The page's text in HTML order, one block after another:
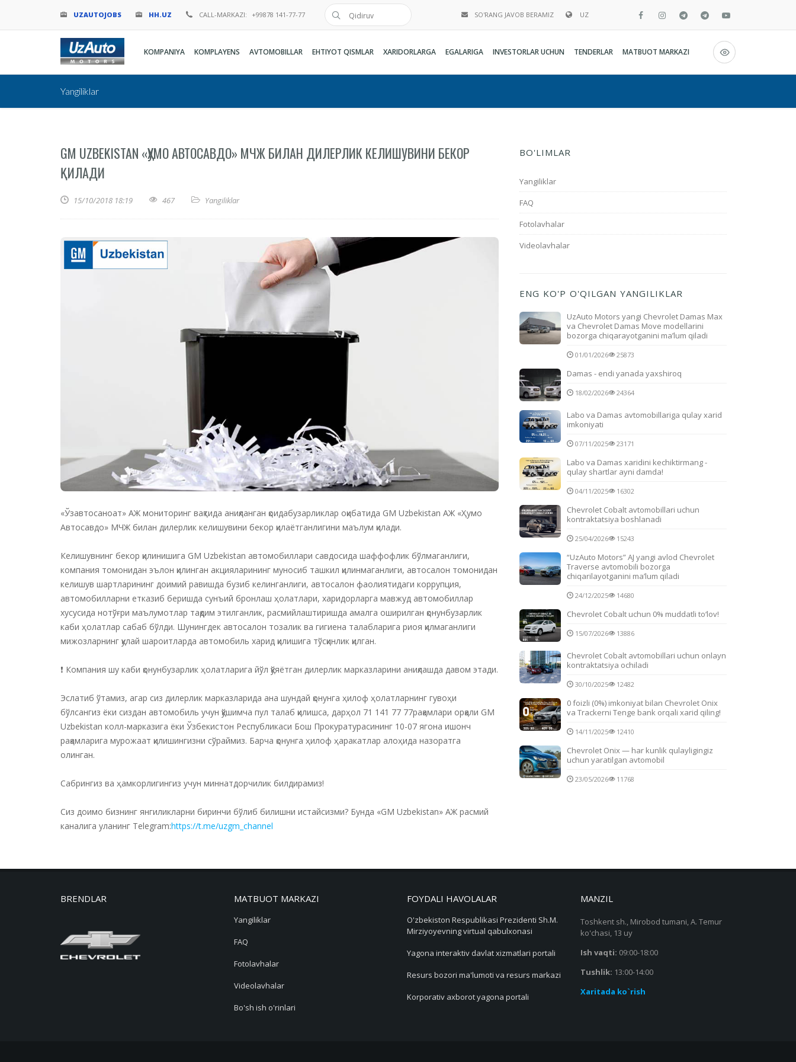
UZAUTOJOBS HH.UZ CALL-MARKAZI: +99878 141-77-77 UZ
O`zbekcha
English
SO'RANG JAVOB BERAMIZ
KOMPANIYA KOMPLAYENS AVTOMOBILLAR EHTIYOT QISMLAR XARIDORLARGA EGALARIGA INVESTORLAR UCHUN TENDERLAR MATBUOT MARKAZI
Yangiliklar
GM UZBEKISTAN «ҲУМО АВТОСАВДО» МЧЖ БИЛАН ДИЛЕРЛИК КЕЛИШУВИНИ БЕКОР
ҚИЛАДИ
15/10/2018 18:19 467 Yangiliklar
«Ўзавтосаноат» АЖ мониторинг вақтида аниқланган қоидабузарликлар оқибатида GM Uzbekistan АЖ «Ҳумо
Автосавдо» МЧЖ билан дилерлик келишувини бекор қилаётганлигини маълум қилади.
Келишувнинг бекор қилинишига GM Uzbekistan автомобиллари савдосида шаффофлик бўлмаганлиги,
компания томонидан эълон қилинган акцияларининг муносиб ташкил қилинмаганлиги, автосалон томонидан
келишув шартларининг доимий равишда бузиб келинганлиги, автосалон фаолиятидаги коррупция,
автомобилларни етказиб беришда сунъий бронлаш ҳолатлари, харидорларга мавжуд автомобиллар
хусусида нотўғри маълумотлар тақдим этилганлик, расмийлаштиришда амалга оширилган қонунбузарлик
каби ҳолатлар сабаб бўлди. Шунингдек автосалон тозалик ва гигиена талабларига риоя қилмаганлиги
мижозларнинг қулай шароитларда автомобиль харид қилишига тўсқинлик қилган.
❗️ Компания шу каби қонунбузарлик ҳолатларига йўл қўяётган дилерлик марказларини аниқлашда давом этади.
Эслатиб ўтамиз, агар сиз дилерлик марказларида ана шундай қонунга ҳилоф ҳолатларнинг гувоҳи
бўлсангиз ёки сиздан автомобиль учун қўшимча пул талаб қилишса, дарҳол 71 141 77 77рақамлари орқали GM
Uzbekistan колл-марказига ёки Ўзбекистон Республикаси Бош Прокуратурасининг 10-07 ягона ишонч
рақамларига мурожаат қилишингизни сўраймиз. Барча қонунга ҳилоф ҳаракатлар алоҳида назоратга
олинган.
Сабрингиз ва ҳамкорлигингиз учун миннатдорчилик билдирамиз!
Сиз доимо бизнинг янгиликларни биринчи бўлиб билишни истайсизми? Бунда «GM Uzbekistan» АЖ расмий
каналига уланинг Telegram:https://t.me/uzgm_channel
BO'LIMLAR
Yangiliklar
FAQ
Fotolavhalar
Videolavhalar
ENG KO'P O'QILGAN YANGILIKLAR
UzAuto Motors yangi Chevrolet Damas Max
va Chevrolet Damas Move modellarini
bozorga chiqarayotganini ma’lum qiladi
01/01/2026 25873
Damas - endi yanada yaxshiroq
18/02/2026 24364
Labo va Damas avtomobillariga qulay xarid
imkoniyati
07/11/2025 23171
Labo va Damas xaridini kechiktirmang -
qulay shartlar ayni damda!
04/11/2025 16302
Chevrolet Cobalt avtomobillari uchun
kontraktatsiya boshlanadi
25/04/2026 15243
“UzAuto Motors” AJ yangi avlod Chevrolet
Traverse avtomobili bozorga
chiqarilayotganini ma’lum qiladi
24/12/2025 14680
Chevrolet Cobalt uchun 0% muddatli to‘lov!
15/07/2026 13886
Chevrolet Cobalt avtomobillari uchun onlayn
kontraktatsiya ochiladi
30/10/2025 12482
0 foizli (0%) imkoniyat bilan Chevrolet Onix
va Trackerni Tenge bank orqali xarid qiling!
14/11/2025 12410
Chevrolet Onix — har kunlik qulayligingiz
uchun yaratilgan avtomobil
23/05/2026 11768
BRENDLAR MATBUOT MARKAZI
Yangiliklar
FAQ
Fotolavhalar
Videolavhalar
Bo'sh ish o'rinlari
FOYDALI HAVOLALAR
O'zbekiston Respublikasi Prezidenti Sh.M.
Mirziyoyevning virtual qabulxonasi
Yagona interaktiv davlat xizmatlari portali
Resurs bozori ma'lumoti va resurs markazi
Korporativ axborot yagona portali
MANZIL
Toshkent sh., Mirobod tumani, A. Temur
ko'chasi, 13 uy
Ish vaqti: 09:00-18:00
Tushlik: 13:00-14:00
Xaritada ko`rish